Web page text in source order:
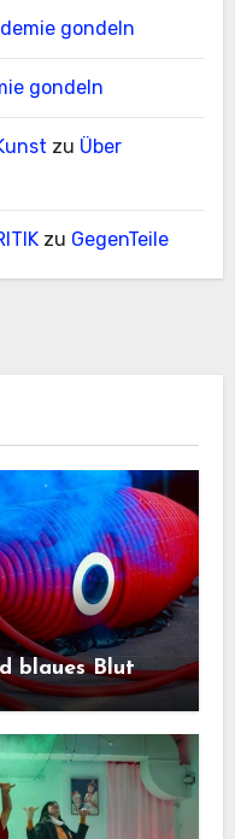
gondeln
gondeln
zu Über
zu GegenTeile
blaues Blut